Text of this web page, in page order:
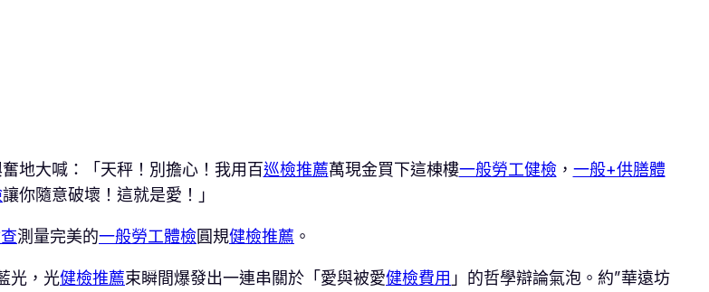
地大喊：「天秤！別擔心！我用百巡檢推薦萬現金買下這棟樓一般勞工健檢， 一般+供膳體
讓你隨意破壞！這就是愛！」
測量完美的一般勞工體檢圓規健檢推薦 。
光，光健檢推薦束瞬間爆發出一連串關於「愛與被愛健檢費用 」的哲學辯論氣泡。約”華遠坊